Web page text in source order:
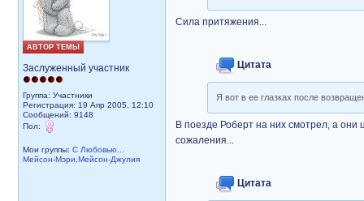
АВТОР ТЕМЫ
Заслуженный участник
Группа: Участники
Регистрация: 19 Апр 2005, 12:10
Сообщений: 9148
Пол:
Мои группы: С Любовью...
Мейсон-Мэри,Мейсон-Джулия
Сила притяжения...
Цитата
Я вот в ее глазках после
В поезде Роберт на них смотрел, а они
сожаления...
Цитата